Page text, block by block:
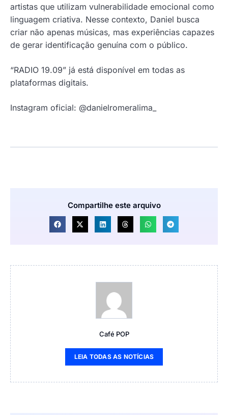
artistas que utilizam vulnerabilidade emocional como
linguagem criativa. Nesse contexto, Daniel busca
criar não apenas músicas, mas experiências capazes
de gerar identificação genuína com o público.
“RADIO 19.09” já está disponível em todas as
plataformas digitais.
Instagram oficial: @danielromeralima_
Compartilhe este arquivo
Café POP
LEIA TODAS AS NOTÍCIAS